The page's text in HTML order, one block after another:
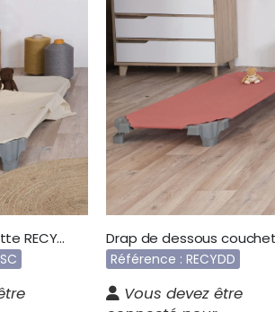
Drap sac couchette RECYSC
Référence : RECYDD
Vous devez être